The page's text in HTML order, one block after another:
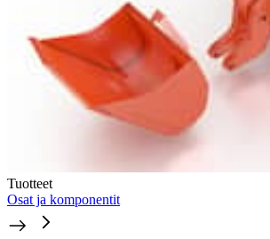
Tuotteet
Osat ja komponentit